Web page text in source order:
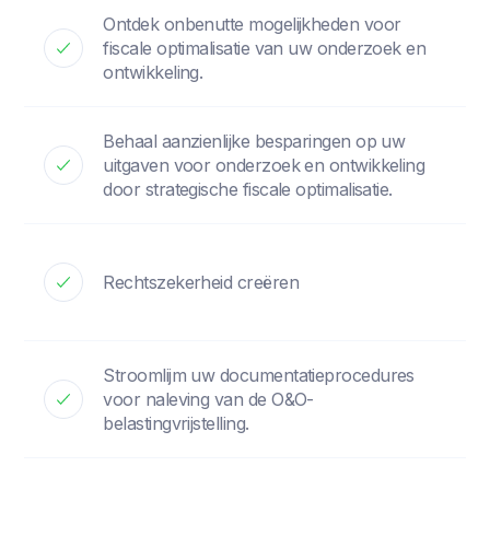
Ontdek onbenutte mogelijkheden voor
fiscale optimalisatie van uw onderzoek en
ontwikkeling.
Behaal aanzienlijke besparingen op uw
uitgaven voor onderzoek en ontwikkeling
door strategische fiscale optimalisatie.
Rechtszekerheid creëren
Stroomlijm uw documentatieprocedures
voor naleving van de O&O-
belastingvrijstelling.